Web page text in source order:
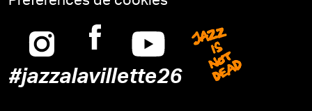
Instagram
FacebookYoutube
#jazzalavillette26
Jazz is